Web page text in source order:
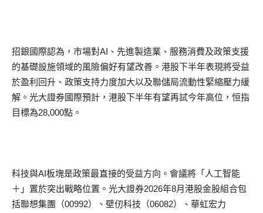
招銀國際認為，市場對AI、先進製造業、服務消費及政策支援
的基礎設施領域的風險偏好有望改善。港股下半年表現將受益
於盈利回升、政策支持力度加大以及聯儲局流動性緊縮壓力緩
解。光大證券國際預計，港股下半年有望再試今年高位，恒指
目標為28,000點。
科技與AI板塊是政策最直接的受益方向。會議將「人工智能
＋」置於突出戰略位置。光大證券2026年8月港股金股組合包
括聯想集團（00992）、壁仞科技（06082）、華虹宏力